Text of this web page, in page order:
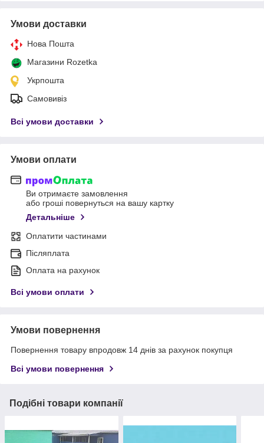
Умови доставки
Нова Пошта
Магазини Rozetka
Укрпошта
Самовивіз
Всі умови доставки
Умови оплати
Ви отримаєте замовлення
або гроші повернуться на вашу картку
Детальніше
Оплатити частинами
Післяплата
Оплата на рахунок
Всі умови оплати
Умови повернення
Повернення товару впродовж 14 днів за рахунок покупця
Всі умови повернення
Подібні товари компанії